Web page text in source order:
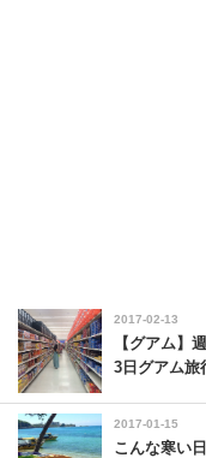
2017-02-13
【グアム】
3日グアム旅
2017-01-15
こんな寒い